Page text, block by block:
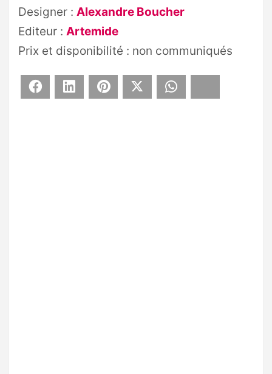
Designer : Alexandre Boucher
Editeur : Artemide
Prix et disponibilité : non communiqués
Facebook LinkedIn Pinterest